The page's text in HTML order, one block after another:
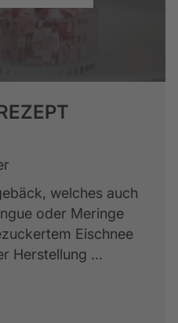
welches auch
oder Meringe
Eischnee
Herstellung ...